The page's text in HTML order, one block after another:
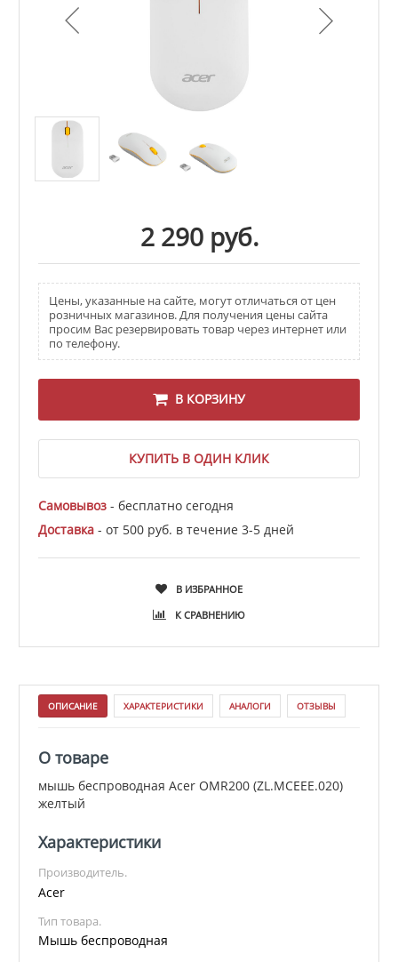
2 290 руб.
Цены, указанные на сайте, могут отличаться от цен
розничных магазинов. Для получения цены сайта
просим Вас резервировать товар через интернет или
по телефону.
В КОРЗИНУ
КУПИТЬ В ОДИН КЛИК
Самовывоз - бесплатно сегодня
Доставка - от 500 руб. в течение 3-5 дней
В ИЗБРАННОЕ
К СРАВНЕНИЮ
ОПИСАНИЕ ХАРАКТЕРИСТИКИ АНАЛОГИ ОТЗЫВЫ
О товаре
мышь беспроводная Acer OMR200 (ZL.MCEEE.020)
желтый
Характеристики
Производитель.
Acer
Тип товара.
Мышь беспроводная